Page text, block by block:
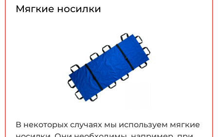
Мягкие носилки
В некоторых случаях мы используем мягкие